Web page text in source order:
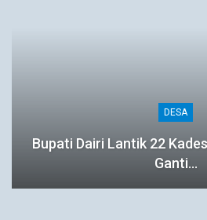
DESA
Bupati Dairi Lantik 22
Ganti…